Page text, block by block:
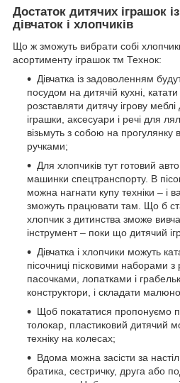
Достаток дитячих іграшок
дівчаток і хлопчиків
Що ж зможуть вибрати собі
асортименту іграшок тм Технок:
Дівчатка із задоволенням
посудом на дитячій кухні, катати
розставляти дитячу ігрову
іграшки, аксесуари і речі для
візьмуть з собою на прогулянку
ручками;
Для хлопчиків тут готовий
машинки спецтранспорту. В
можна нагнати купу техніки – і
зможуть працювати там. Що б
хлопчик з дитинства зможе
інструмент – поки що дитячий
Дівчатка і хлопчики можуть
пісочниці пісковими наборами з
пасочками, лопатками і
конструктори, і складати
Щоб покататися пропонуємо
толокар, пластиковий дитячий
техніку на колесах;
Вдома можна засісти за
братика, сестричку, друга або